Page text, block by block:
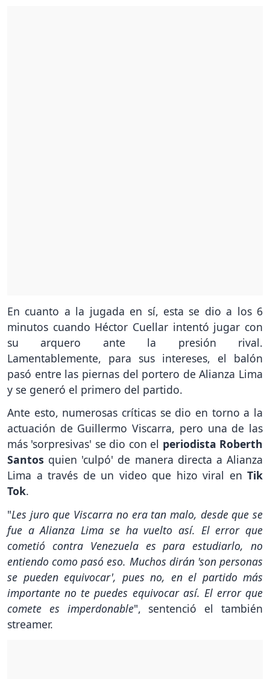
En cuanto a la jugada en sí, esta se dio a los 6
minutos cuando Héctor Cuellar intentó jugar con
su arquero ante la presión rival.
Lamentablemente, para sus intereses, el balón
pasó entre las piernas del portero de Alianza Lima
y se generó el primero del partido.
Ante esto, numerosas críticas se dio en torno a la
actuación de Guillermo Viscarra, pero una de las
más 'sorpresivas' se dio con el periodista Roberth
Santos quien 'culpó' de manera directa a Alianza
Lima a través de un video que hizo viral en Tik
Tok.
"Les juro que Viscarra no era tan malo, desde que se
fue a Alianza Lima se ha vuelto así. El error que
cometió contra Venezuela es para estudiarlo, no
entiendo como pasó eso. Muchos dirán 'son personas
se pueden equivocar', pues no, en el partido más
importante no te puedes equivocar así. El error que
comete es imperdonable", sentenció el también
streamer.